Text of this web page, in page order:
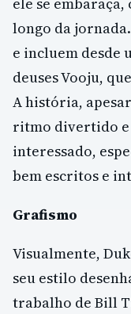
longo da
e incluem desde
deuses Vooju,
A história,
ritmo divertido e
interessado,
bem escritos e
Grafismo
Visualmente,
seu estilo
trabalho de Bill